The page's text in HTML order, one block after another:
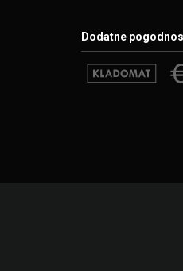
Dodatne